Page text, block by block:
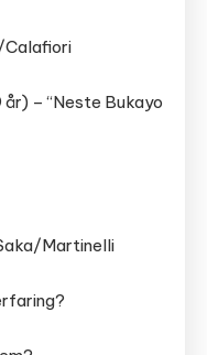
Calafiori
– “Neste Bukayo
Martinelli